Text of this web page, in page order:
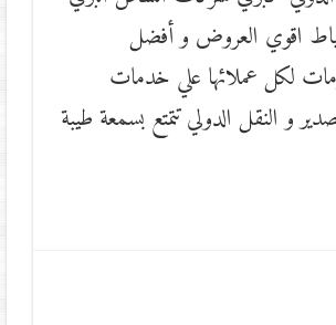
اقوي العروض و أفضل
لكل عملائها علي خدمات
و النقل الدولي تتمتع بسمعة طيبة